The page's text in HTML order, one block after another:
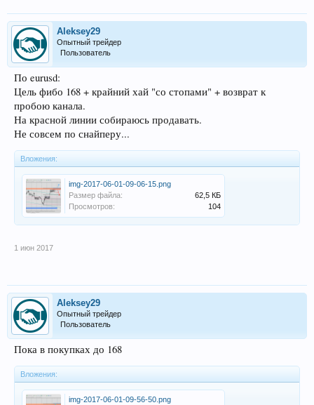
Aleksey29
Опытный трейдер
Пользователь
По eurusd:
Цель фибо 168 + крайний хай "со стопами" + возврат к
пробою канала.
На красной линии собираюсь продавать.
Не совсем по снайперу...
Вложения:
img-2017-06-01-09-06-15.png
Размер файла:
62,5 КБ
Просмотров:
104
1 июн 2017
Aleksey29
Опытный трейдер
Пользователь
Пока в покупках до 168
Вложения:
img-2017-06-01-09-56-50.png